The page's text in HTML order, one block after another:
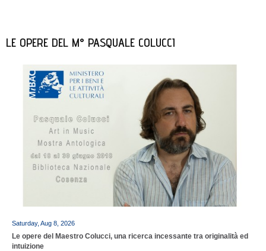
LE OPERE DEL M° PASQUALE COLUCCI
Saturday, Aug 8, 2026
Le opere del Maestro Colucci, una ricerca incessante tra originalità ed
intuizione